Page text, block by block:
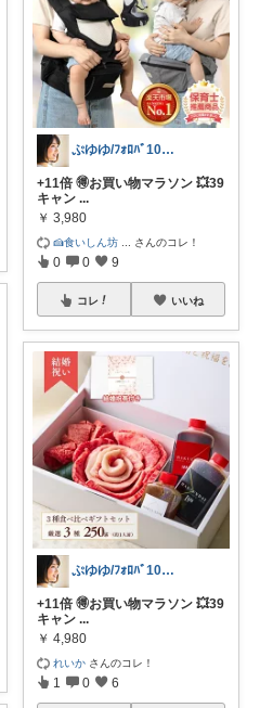
ぷゆゆ/ﾌｫﾛﾊﾞ100 ♡から経由購入
+11倍 🉐お買い物マラソン 💥39
キャン ...
￥ 3,980
🍰食いしん坊 さんのコレ！
0 0 9
コレ いいね
ぷゆゆ/ﾌｫﾛﾊﾞ100 ♡から経由購入
+11倍 🉐お買い物マラソン 💥39
キャン ...
￥ 4,980
れいか さんのコレ！
1 0 6